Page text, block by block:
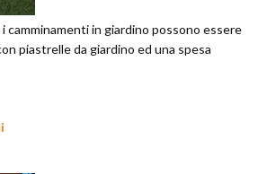
camminamenti in giardino possono essere
piastrelle da giardino ed una spesa